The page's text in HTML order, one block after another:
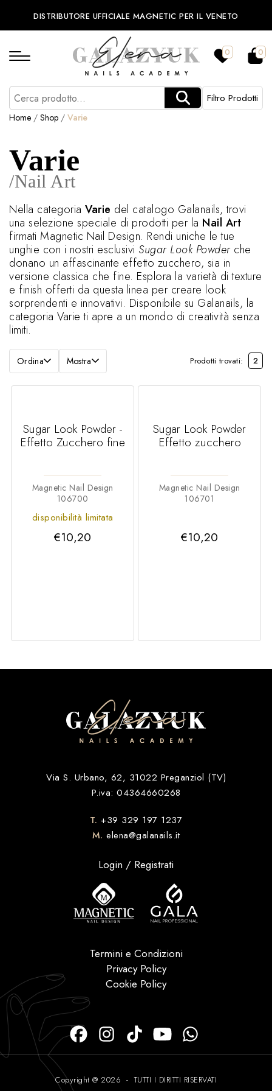
DISTRIBUTORE UFFICIALE MAGNETIC PER IL VENETO
0 0
Filtro Prodotti
Home / Shop / Varie
Varie
/Nail Art
Nella categoria Varie del catalogo Galanails, trovi
una selezione speciale di prodotti per la Nail Art
firmati Magnetic Nail Design. Rendi uniche le tue
unghie con i nostri esclusivi Sugar Look Powderche
donano un affascinante effetto zucchero, sia in
versione classica che fine. Esplora la varietà di texture
e finish offerti da questa linea per creare look
sorprendenti e innovativi. Disponibile su Galanails, la
categoria Varie ti apre a un mondo di creatività senza
limiti.
Ordina Mostra Prodotti trovati: 2
Sugar Look Powder -
Effetto Zucchero fine
Magnetic Nail Design
106700
disponibilità limitata
€10,20
Sugar Look Powder
Effetto zucchero
Magnetic Nail Design
106701
€10,20
Via S. Urbano, 62, 31022 Preganziol (TV)
P.iva: 04364660268
T. +39 329 197 1237
M. elena@galanails.it
Login / Registrati
Termini e Condizioni
Privacy Policy
Cookie Policy
Copyright @ 2026 - TUTTI I DIRITTI RISERVATI